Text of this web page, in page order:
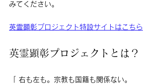
みてください。
英霊顕彰プロジェクト特設サイトはこちら
英霊顕彰プロジェクトとは？
「 右も左も。宗教も国籍も関係ない。